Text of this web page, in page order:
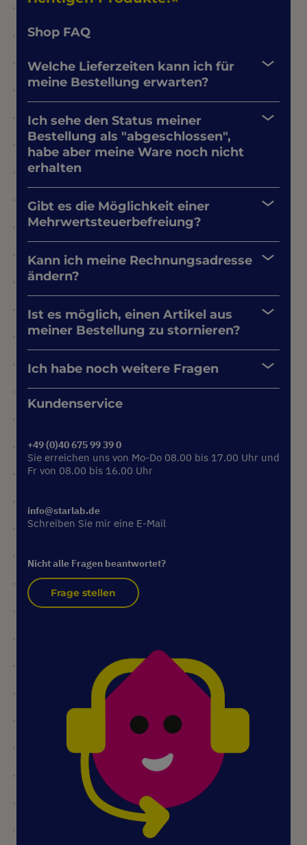
Shop FAQ
Welche Lieferzeiten kann ich für
meine Bestellung erwarten?
Ich sehe den Status meiner
Bestellung als "abgeschlossen",
habe aber meine Ware noch nicht
erhalten
Gibt es die Möglichkeit einer
Mehrwertsteuerbefreiung?
Kann ich meine Rechnungsadresse
ändern?
Ist es möglich, einen Artikel aus
meiner Bestellung zu stornieren?
Ich habe noch weitere Fragen
Kundenservice
+49 (0)40 675 99 39 0
Sie erreichen uns von Mo-Do 08.00 bis 17.00 Uhr und
Fr von 08.00 bis 16.00 Uhr
info@starlab.de
Schreiben Sie mir eine E-Mail
Nicht alle Fragen beantwortet?
Frage stellen